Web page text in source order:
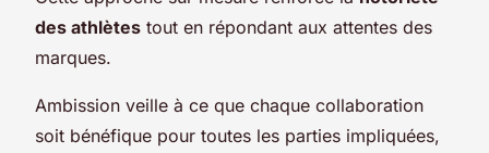
des athlètes tout en répondant aux attentes des
marques.
Ambission veille à ce que chaque collaboration
soit bénéfique pour toutes les parties impliquées,